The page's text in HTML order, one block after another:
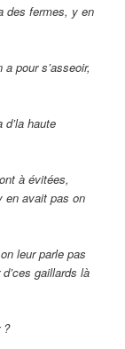
des fermes, y en
pour s’asseoir,
haute
à évitées,
en avait pas on
leur parle pas
gaillards là
?